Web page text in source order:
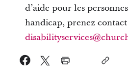
d’aide pour les
handicap, prenez contact